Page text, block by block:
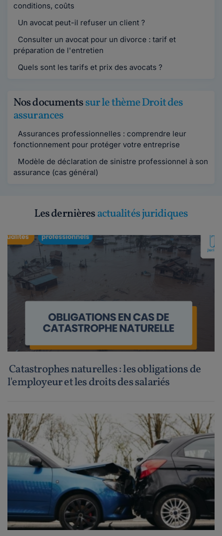
conditions, coûts
Un avocat peut-il refuser un client ?
Consulter un avocat pour un divorce : tarif et
préparation de l'entretien
Quels sont les tarifs et prix des avocats ?
Nos documentssur le thème Droit des
assurances
Assurances professionnelles : comprendre leur
fonctionnement pour protéger votre entreprise
Modèle de déclaration de sinistre professionnel à son
assurance (cas général)
Les dernièresactualités juridiques
Catastrophes naturelles : les obligations de
l'employeur et les droits des salariés